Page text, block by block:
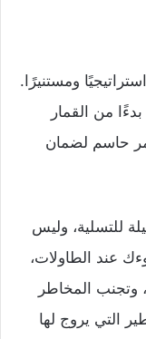
ومستنيرًا.
من القمار
حاسم لضمان
للتسلية، وليس
عند الطاولات،
وتجنب المخاطر
التي يروج لها